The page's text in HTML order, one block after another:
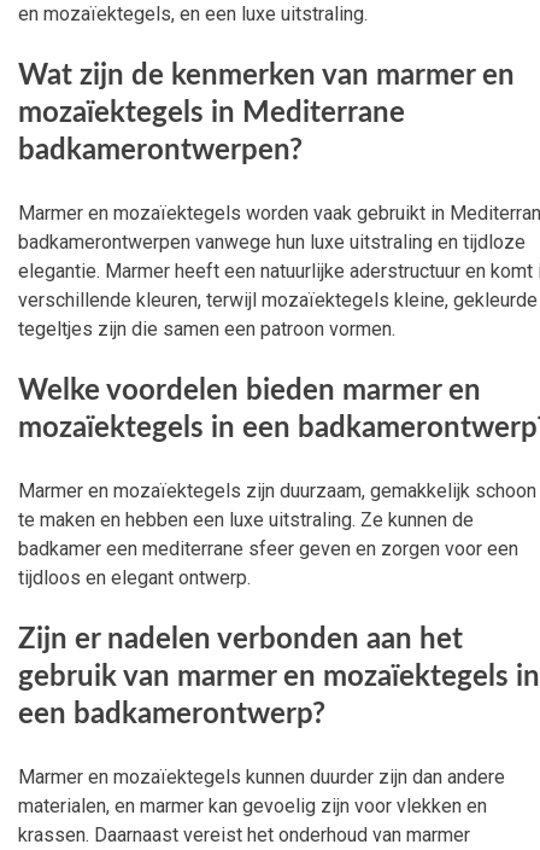
en mozaïektegels, en een luxe uitstraling.
Wat zijn de kenmerken van marmer en
mozaïektegels in Mediterrane
badkamerontwerpen?
Marmer en mozaïektegels worden vaak gebruikt in
badkamerontwerpen vanwege hun luxe uitstraling en tijdloze
elegantie. Marmer heeft een natuurlijke aderstructuur en komt
verschillende kleuren, terwijl mozaïektegels kleine, gekleurde
tegeltjes zijn die samen een patroon vormen.
Welke voordelen bieden marmer en
mozaïektegels in een
Marmer en mozaïektegels zijn duurzaam, gemakkelijk schoon
te maken en hebben een luxe uitstraling. Ze kunnen de
badkamer een mediterrane sfeer geven en zorgen voor een
tijdloos en elegant ontwerp.
Zijn er nadelen verbonden aan het
gebruik van marmer en mozaïektegels in
een badkamerontwerp?
Marmer en mozaïektegels kunnen duurder zijn dan andere
materialen, en marmer kan gevoelig zijn voor vlekken en
krassen. Daarnaast vereist het onderhoud van marmer